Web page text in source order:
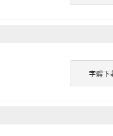
字體下